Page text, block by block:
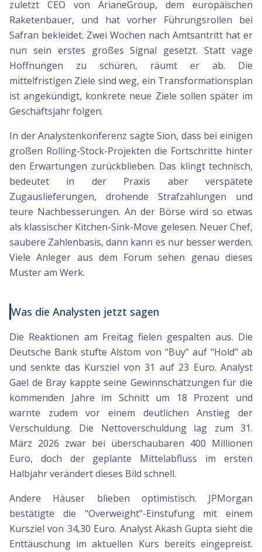
zuletzt CEO von ArianeGroup, dem europäischen
Raketenbauer, und hat vorher Führungsrollen bei
Safran bekleidet. Zwei Wochen nach Amtsantritt hat er
nun sein erstes großes Signal gesetzt. Statt vage
Hoffnungen zu schüren, räumt er ab. Die
mittelfristigen Ziele sind weg, ein Transformationsplan
ist angekündigt, konkrete neue Ziele sollen später im
Geschäftsjahr folgen.
In der Analystenkonferenz sagte Sion, dass bei einigen
großen Rolling-Stock-Projekten die Fortschritte hinter
den Erwartungen zurückblieben. Das klingt technisch,
bedeutet in der Praxis aber verspätete
Zugauslieferungen, drohende Strafzahlungen und
teure Nachbesserungen. An der Börse wird so etwas
als klassischer Kitchen-Sink-Move gelesen. Neuer Chef,
saubere Zahlenbasis, dann kann es nur besser werden.
Viele Anleger aus dem Forum sehen genau dieses
Muster am Werk.
Was die Analysten jetzt sagen
Die Reaktionen am Freitag fielen gespalten aus. Die
Deutsche Bank stufte Alstom von "Buy" auf "Hold" ab
und senkte das Kursziel von 31 auf 23 Euro. Analyst
Gael de Bray kappte seine Gewinnschätzungen für die
kommenden Jahre im Schnitt um 18 Prozent und
warnte zudem vor einem deutlichen Anstieg der
Verschuldung. Die Nettoverschuldung lag zum 31.
März 2026 zwar bei überschaubaren 400 Millionen
Euro, doch der geplante Mittelabfluss im ersten
Halbjahr verändert dieses Bild schnell.
Andere Häuser blieben optimistisch. JPMorgan
bestätigte die "Overweight"-Einstufung mit einem
Kursziel von 34,30 Euro. Analyst Akash Gupta sieht die
Enttäuschung im aktuellen Kurs bereits eingepreist.